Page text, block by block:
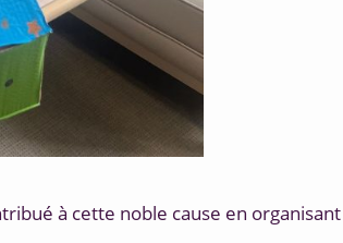
à cette noble cause en organisant